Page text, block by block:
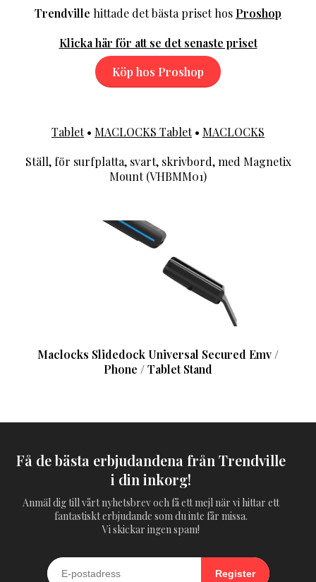
Trendville hittade det bästa priset hos Proshop
Klicka här för att se det senaste priset
Köp hos Proshop
Tablet• MACLOCKS Tablet• MACLOCKS
Ställ, för surfplatta, svart, skrivbord, med Magnetix
Mount (VHBMM01)
Maclocks Slidedock Universal Secured Emv /
Phone / Tablet Stand
Få de bästa erbjudandena från Trendville
i din inkorg!
Anmäl dig till vårt nyhetsbrev och få ett mejl när vi hittar ett
fantastiskt erbjudande som du inte får missa.
Vi skickar ingen spam!
Register